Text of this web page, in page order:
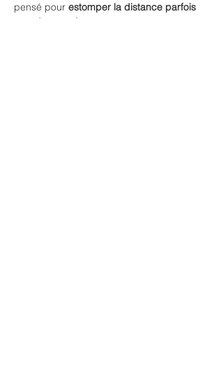
pensé pour estomper la distance parfois
grande entre le